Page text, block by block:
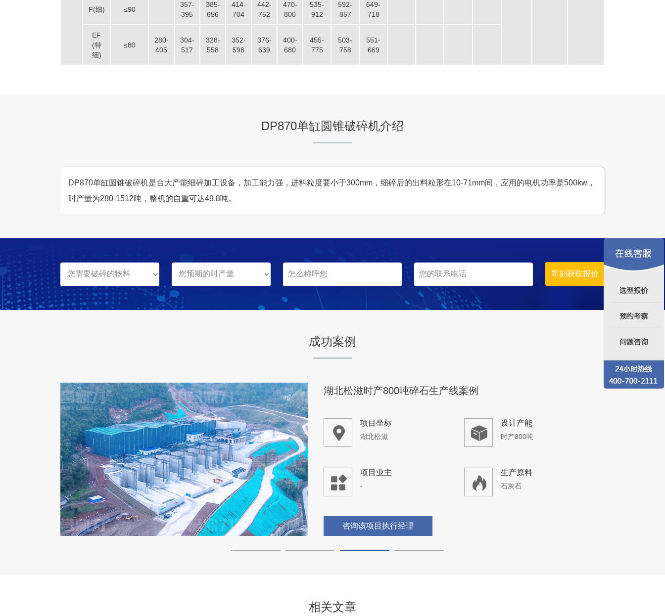
F(细) ≤90
357-
395
385-
656
414-
704
442-
752
470-
800
535-
912
592-
857
649-
718
EF
(特
细)
≤80
280-
405
304-
517
328-
558
352-
598
376-
639
400-
680
455-
775
503-
758
551-
669
DP870单缸圆锥破碎机介绍
DP870单缸圆锥破碎机是台大产能细碎加工设备，加工能力强，进料粒度要小于300mm，细碎后的出料粒形在10-71mm间，应用的电机功率是500kw，
时产量为280-1512吨，整机的自重可达49.8吨。
成功案例
项目坐标
云南大理 时产400吨
项目坐标 设计产能
项目业主 生产原料
咨询该项目执行经理
湖北松滋时产800吨碎石生产线案例
项目坐标
湖北松滋
设计产能
时产800吨
项目业主
-
生产原料
石灰石
咨询该项目执行经理
相关文章